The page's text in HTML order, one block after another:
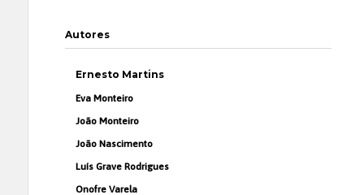
Autores
Ernesto Martins
Eva Monteiro
João Monteiro
João Nascimento
Luís Grave Rodrigues
Onofre Varela